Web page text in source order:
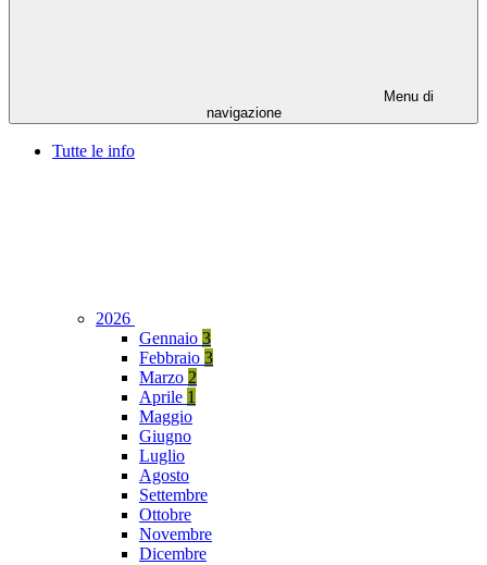
Menu di
navigazione
Tutte le info
2026
Gennaio 3
Febbraio 3
Marzo 2
Aprile 1
Maggio
Giugno
Luglio
Agosto
Settembre
Ottobre
Novembre
Dicembre